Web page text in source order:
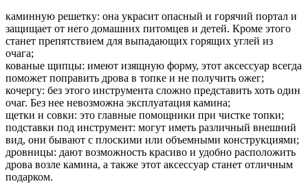
каминную решетку: она украсит опасный и горячий портал и
защищает от него домашних питомцев и детей. Кроме этого
станет препятствием для выпадающих горящих углей из
очага;
кованые щипцы: имеют изящную форму, этот аксессуар всегда
поможет поправить дрова в топке и не получить ожег;
кочергу: без этого инструмента сложно представить хоть один
очаг. Без нее невозможна эксплуатация камина;
щетки и совки: это главные помощники при чистке топки;
подставки под инструмент: могут иметь различный внешний
вид, они бывают с плоскими или объемными конструкциями;
дровницы: дают возможность красиво и удобно расположить
дрова возле камина, а также этот аксессуар станет отличным
подарком.